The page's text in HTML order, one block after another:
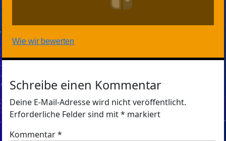
Wie wir bewerten
Schreibe einen Kommentar
Deine E-Mail-Adresse wird nicht veröffentlicht.
Erforderliche Felder sind mit* markiert
Kommentar*